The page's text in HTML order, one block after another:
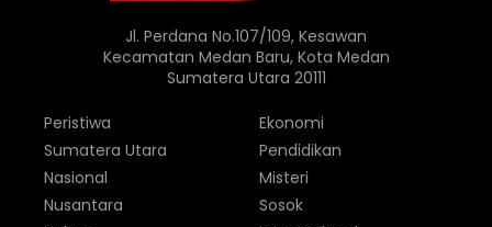
Jl. Perdana No.107/109, Kesawan
Kecamatan Medan Baru, Kota Medan
Sumatera Utara 20111
Peristiwa
Sumatera Utara
Nasional
Nusantara
Ekonomi
Pendidikan
Misteri
Sosok